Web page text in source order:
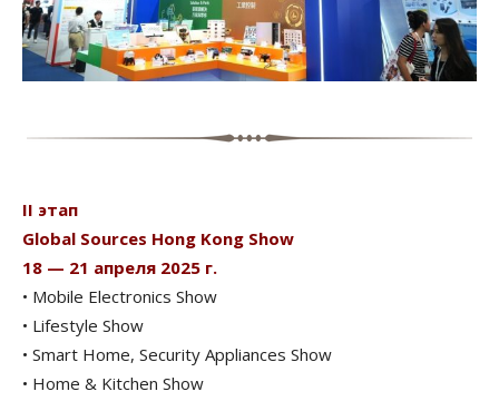
II этап
Global Sources Hong Kong Show
18 — 21 апреля 2025 г.
• Mobile Electronics Show
• Lifestyle Show
• Smart Home, Security Appliances Show
• Home & Kitchen Show